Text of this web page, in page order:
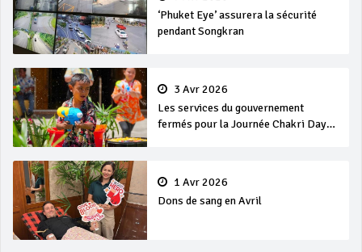
‘Phuket Eye’ assurera la sécurité
pendant Songkran
3 Avr 2026
Les services du gouvernement
fermés pour la Journée Chakri Day
1 Avr 2026
Dons de sang en Avril